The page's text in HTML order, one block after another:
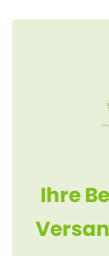
Ihre